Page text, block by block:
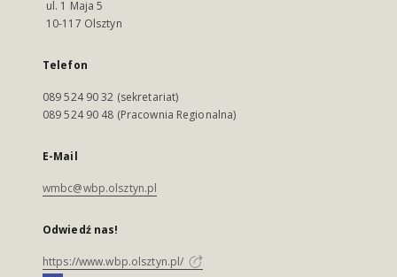
ul. 1 Maja 5
10-117 Olsztyn
Telefon
089 524 90 32 (sekretariat)
089 524 90 48 (Pracownia Regionalna)
E-Mail
wmbc@wbp.olsztyn.pl
Odwiedź nas!
https://www.wbp.olsztyn.pl/